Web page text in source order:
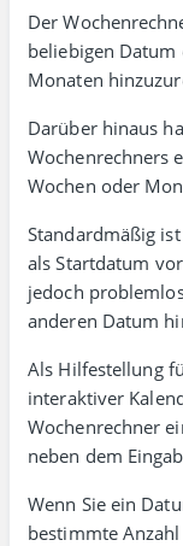
Der
belie­bigen Datum
Monaten
Darüber hinaus
Wochenrechners
Wochen oder
Standardmäßig
als Start­datum
jedoch
anderen Datum
Als Hilfestellung
inter­aktiver
Wochenrechner
neben dem
Wenn Sie ein
bestimmte